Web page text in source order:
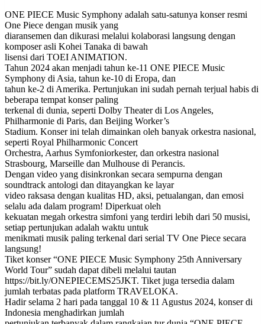
ONE PIECE Music Symphony adalah satu-satunya konser resmi
One Piece dengan musik yang
diaransemen dan dikurasi melalui kolaborasi langsung dengan
komposer asli Kohei Tanaka di bawah
lisensi dari TOEI ANIMATION.
Tahun 2024 akan menjadi tahun ke-11 ONE PIECE Music
Symphony di Asia, tahun ke-10 di Eropa, dan
tahun ke-2 di Amerika. Pertunjukan ini sudah pernah terjual habis di
beberapa tempat konser paling
terkenal di dunia, seperti Dolby Theater di Los Angeles,
Philharmonie di Paris, dan Beijing Worker’s
Stadium. Konser ini telah dimainkan oleh banyak orkestra nasional,
seperti Royal Philharmonic Concert
Orchestra, Aarhus Symfoniorkester, dan orkestra nasional
Strasbourg, Marseille dan Mulhouse di Perancis.
Dengan video yang disinkronkan secara sempurna dengan
soundtrack antologi dan ditayangkan ke layar
video raksasa dengan kualitas HD, aksi, petualangan, dan emosi
selalu ada dalam program! Diperkuat oleh
kekuatan megah orkestra simfoni yang terdiri lebih dari 50 musisi,
setiap pertunjukan adalah waktu untuk
menikmati musik paling terkenal dari serial TV One Piece secara
langsung!
Tiket konser “ONE PIECE Music Symphony 25th Anniversary
World Tour” sudah dapat dibeli melalui tautan
https://bit.ly/ONEPIECEMS25JKT. Tiket juga tersedia dalam
jumlah terbatas pada platform TRAVELOKA.
Hadir selama 2 hari pada tanggal 10 & 11 Agustus 2024, konser di
Indonesia menghadirkan jumlah